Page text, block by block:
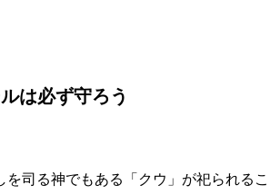
は必ず守ろう
司る神でもある「クウ」が祀られるこ